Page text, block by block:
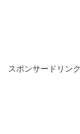
スポンサードリンク